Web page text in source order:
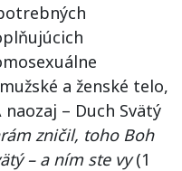
a ženské telo,
– Duch Svätý
zničil, toho Boh
– a ním ste vy(1